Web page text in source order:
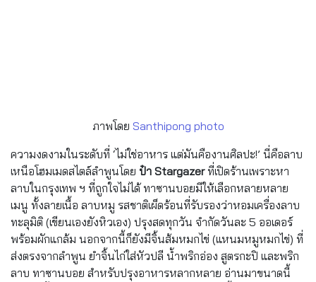
ภาพโดย Santhipong photo
ความงดงามในระดับที่ ‘ไม่ใช่อาหาร แต่มันคืองานศิลปะ!’ นี่คือลาบ
เหนือโฮมเมดสไตล์ลำพูนโดย ป๋า Stargazerที่เปิดร้านเพราะหา
ลาบในกรุงเทพ ฯ ที่ถูกใจไม่ได้ ทาซานบอยมีให้เลือกหลายหลาย
เมนู ทั้งลายเนื้อ ลาบหมู รสชาติเผ็ดร้อนที่รับรองว่าหอมเครื่องลาบ
ทะลุมิติ (เขียนเองยังหิวเอง) ปรุงสดทุกวัน จำกัดวันละ 5 ออเดอร์
พร้อมผักแกล้ม นอกจากนี้ก็ยังมีจิ้นส้มหมกไข่ (แหนมหมูหมกไข่) ที่
ส่งตรงจากลำพูน ยำจิ้นไก่ใส่หัวปลี น้ำพริกอ่อง สูตรกะปิ และพริก
ลาบ ทาซานบอย สำหรับปรุงอาหารหลากหลาย อ่านมาขนาดนี้